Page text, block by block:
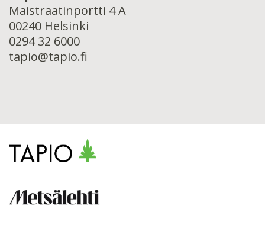
Maistraatinportti 4 A
00240 Helsinki
0294 32 6000
tapio@tapio.fi